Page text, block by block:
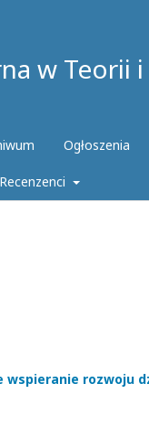
w Teorii
Ogłoszenia
Recenzenci
wspieranie rozwoju